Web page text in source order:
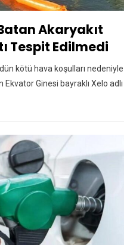
Akaryakıt
Tespit Edilmedi
kötü hava koşulları nedeniyle
Ginesi bayraklı Xelo adlı